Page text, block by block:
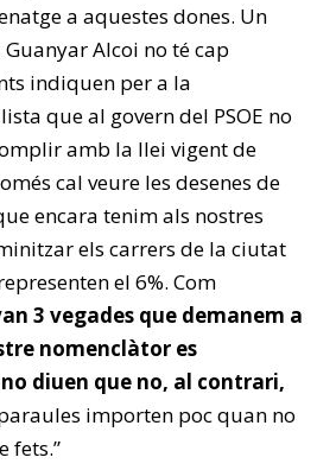
a aquestes dones. Un
Alcoi no té cap
indiquen per a la
que al govern del PSOE no
amb la llei vigent de
cal veure les desenes de
encara tenim als nostres
els carrers de la ciutat
el 6%. Com
3 vegades que demanem a
nomenclàtor es
diuen que no, al contrari,
importen poc quan no
fets.”